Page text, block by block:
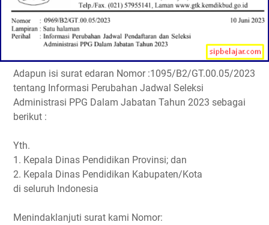
Adapun isi surat edaran Nomor :1095/B2/GT.00.05/2023
tentang Informasi Perubahan Jadwal Seleksi
Administrasi PPG Dalam Jabatan Tahun 2023 sebagai
berikut :
Yth.
1. Kepala Dinas Pendidikan Provinsi; dan
2. Kepala Dinas Pendidikan Kabupaten/Kota
di seluruh Indonesia
Menindaklanjuti surat kami Nomor: